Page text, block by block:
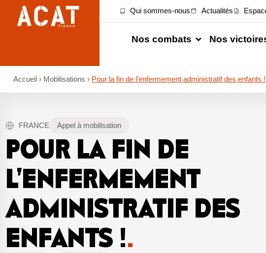
Qui sommes-nous Actualités
Nos combats Nos
Accueil › Mobilisations › Pour la fin de l’enfermement administratif des enfants !
FRANCE Appel à mobilisation
POUR LA FIN DE
L’ENFERMEMENT
ADMINISTRATIF DES
ENFANTS !.